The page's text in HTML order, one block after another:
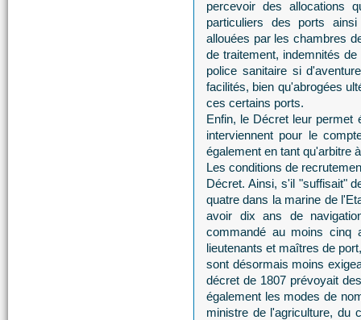
percevoir des allocations
particuliers des ports
allouées par les chambres
de traitement, indemnités
police sanitaire si
facilités, bien qu'abrogées
ces certains ports.
Enfin, le Décret leur permet
interviennent pour le
également en tant qu'arbitre
Les conditions de
Décret. Ainsi, s'il "suffisait"
quatre dans la marine de
avoir dix ans de
commandé au moins cinq
lieutenants et maîtres de
sont désormais moins
décret de 1807 prévoyait
également les modes de
ministre de l'agriculture, du